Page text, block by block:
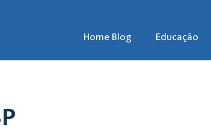
Home Blog Educação